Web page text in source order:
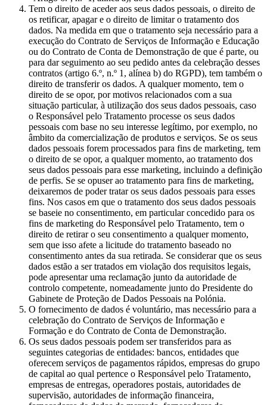
Tem o direito de aceder aos seus dados pessoais, o direito de
os retificar, apagar e o direito de limitar o tratamento dos
dados. Na medida em que o tratamento seja necessário para a
execução do Contrato de Serviços de Informação e Educação
ou do Contrato de Conta de Demonstração de que é parte, ou
para dar seguimento ao seu pedido antes da celebração desses
contratos (artigo 6.º, n.º 1, alínea b) do RGPD), tem também o
direito de transferir os dados. A qualquer momento, tem o
direito de se opor, por motivos relacionados com a sua
situação particular, à utilização dos seus dados pessoais, caso
o Responsável pelo Tratamento processe os seus dados
pessoais com base no seu interesse legítimo, por exemplo, no
âmbito da comercialização de produtos e serviços. Se os seus
dados pessoais forem processados para fins de marketing, tem
o direito de se opor, a qualquer momento, ao tratamento dos
seus dados pessoais para esse marketing, incluindo a definição
de perfis. Se se opuser ao tratamento para fins de marketing,
deixaremos de poder tratar os seus dados pessoais para esses
fins. Nos casos em que o tratamento dos seus dados pessoais
se baseie no consentimento, em particular concedido para os
fins de marketing do Responsável pelo Tratamento, tem o
direito de retirar o seu consentimento a qualquer momento,
sem que isso afete a licitude do tratamento baseado no
consentimento antes da sua retirada. Se considerar que os seus
dados estão a ser tratados em violação dos requisitos legais,
pode apresentar uma reclamação junto da autoridade de
controlo competente, nomeadamente junto do Presidente do
Gabinete de Proteção de Dados Pessoais na Polónia.
O fornecimento de dados é voluntário, mas necessário para a
celebração do Contrato de Serviços de Informação e
Formação e do Contrato de Conta de Demonstração.
Os seus dados pessoais podem ser transferidos para as
seguintes categorias de entidades: bancos, entidades que
oferecem serviços de pagamentos rápidos, empresas do grupo
de capital ao qual pertence o Responsável pelo Tratamento,
empresas de entregas, operadores postais, autoridades de
supervisão, autoridades de informação financeira,